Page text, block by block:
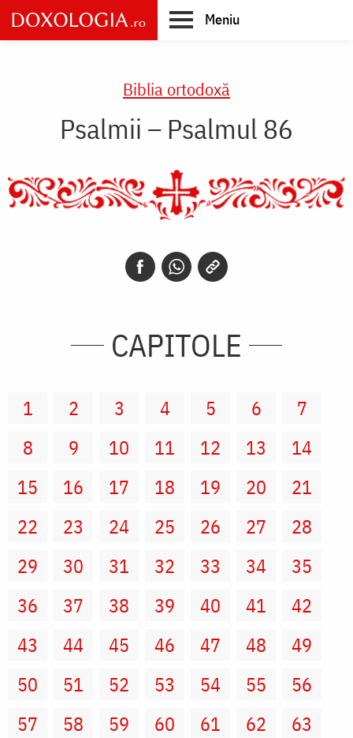
Skip
to
main
Meniu
Biblia ortodoxă
Psalmii – Psalmul 86
CAPITOLE
1 2 3 4 5 6
7
8
9 10 11 12 13
14
15
16 17 18 19 20
21
22
23 24 25 26 27
28
29
30 31 32 33 34
35
36
37 38 39 40 41
42
43
44 45 46 47 48
49
50
51 52 53 54 55
56
57
58 59 60 61 62
63